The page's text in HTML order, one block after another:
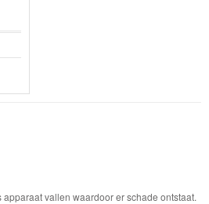
vallen waardoor er schade ontstaat.